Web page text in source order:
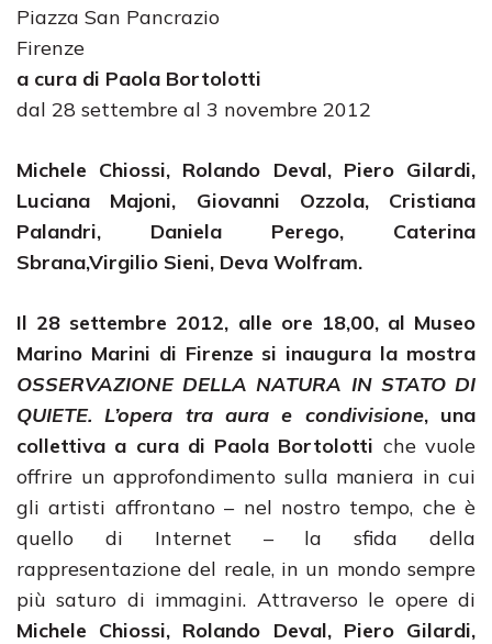
Piazza San Pancrazio
Firenze
a cura di Paola Bortolotti
dal 28 settembre al 3 novembre 2012
Michele Chiossi, Rolando Deval, Piero Gilardi,
Luciana Majoni, Giovanni Ozzola, Cristiana
Palandri, Daniela Perego, Caterina
Sbrana,Virgilio Sieni, Deva Wolfram.
Il 28 settembre 2012, alle ore 18,00, al Museo
Marino Marini di Firenze si inaugura la mostra
OSSERVAZIONE DELLA NATURA IN STATO DI
QUIETE. L’opera tra aura e condivisione, una
collettiva a cura di Paola Bortolotti che vuole
offrire un approfondimento sulla maniera in cui
gli artisti affrontano – nel nostro tempo, che è
quello di Internet – la sfida della
rappresentazione del reale, in un mondo sempre
più saturo di immagini. Attraverso le opere di
Michele Chiossi, Rolando Deval, Piero Gilardi,